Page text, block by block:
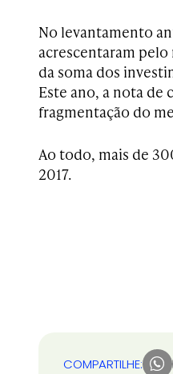
No levantamento
acrescentaram pelo
da soma dos
Este ano, a nota de
fragmentação do
Ao todo, mais de
2017.
COMPARTILHE: